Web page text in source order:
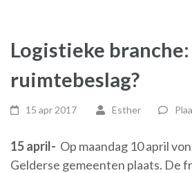
Logistieke
ruimtebeslag?
15 apr 2017 Esther
15 april- Op maandag 10 april
Gelderse gemeenten plaats. De